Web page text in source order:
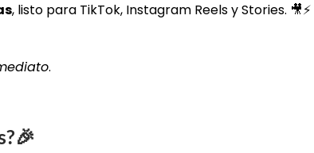
, listo para TikTok, Instagram Reels y Stories. 🎥⚡
.
🎉